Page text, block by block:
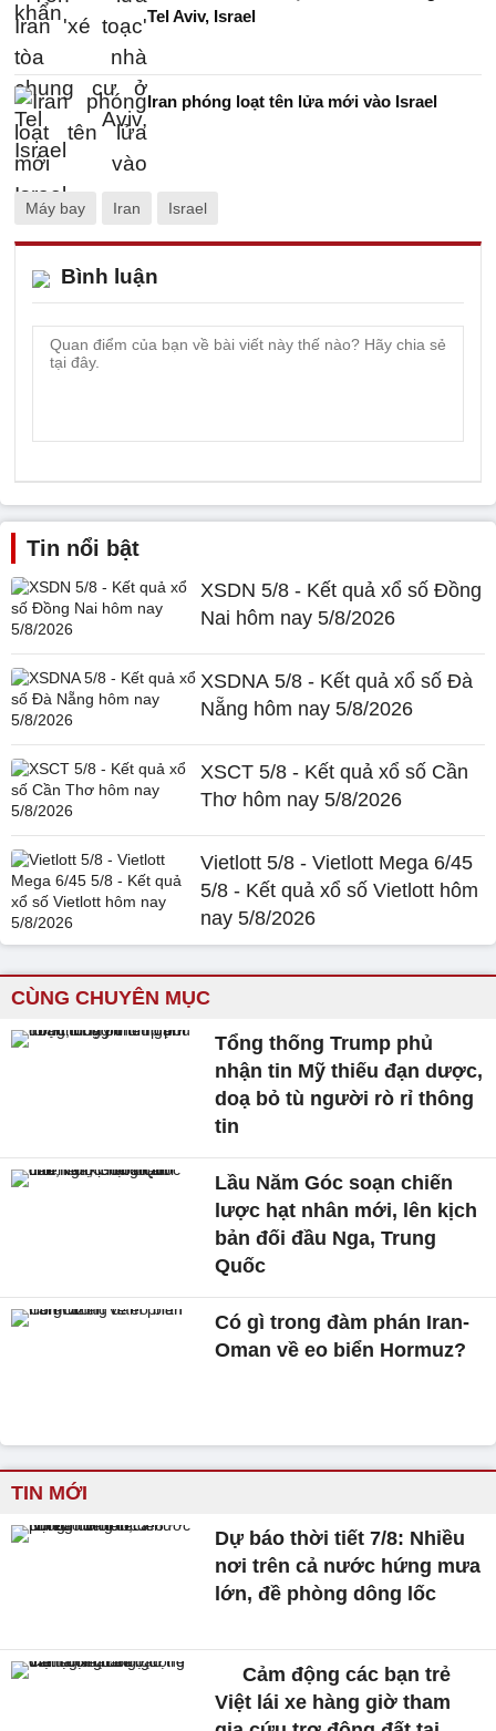
Tel Aviv, Israel
Iran phóng loạt tên lửa mới vào Israel
Máy bay Iran Israel
Bình luận
Tin nổi bật
XSDN 5/8 - Kết quả xổ số Đồng
Nai hôm nay 5/8/2026
XSDNA 5/8 - Kết quả xổ số Đà
Nẵng hôm nay 5/8/2026
XSCT 5/8 - Kết quả xổ số Cần
Thơ hôm nay 5/8/2026
Vietlott 5/8 - Vietlott Mega 6/45
5/8 - Kết quả xổ số Vietlott hôm
nay 5/8/2026
CÙNG CHUYÊN MỤC
Tổng thống Trump phủ
nhận tin Mỹ thiếu đạn dược,
doạ bỏ tù người rò rỉ thông
tin
Lầu Năm Góc soạn chiến
lược hạt nhân mới, lên kịch
bản đối đầu Nga, Trung
Quốc
Có gì trong đàm phán Iran-
Oman về eo biển Hormuz?
TIN MỚI
Dự báo thời tiết 7/8: Nhiều
nơi trên cả nước hứng mưa
lớn, đề phòng dông lốc
Cảm động các bạn trẻ
Việt lái xe hàng giờ tham